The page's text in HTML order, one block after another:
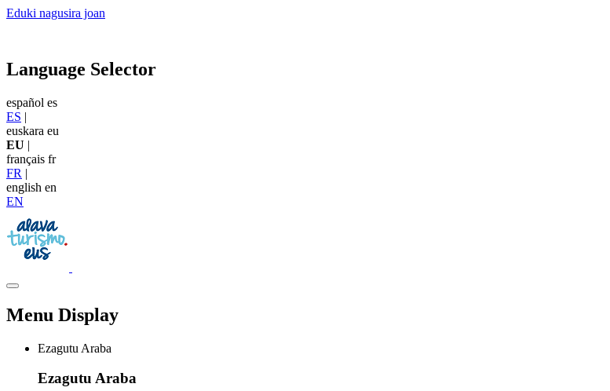
Eduki nagusira joan
Language Selector
español es
ES |
euskara eu
EU |
français fr
FR |
english en
EN
Menu Display
Ezagutu Araba
Ezagutu Araba